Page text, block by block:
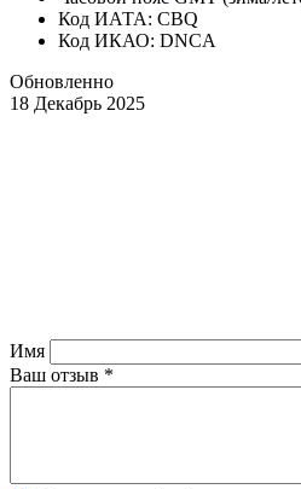
Код ИАТА: CBQ
Код ИКАО: DNCA
Обновленно
18 Декабрь 2025
Имя
Ваш отзыв *